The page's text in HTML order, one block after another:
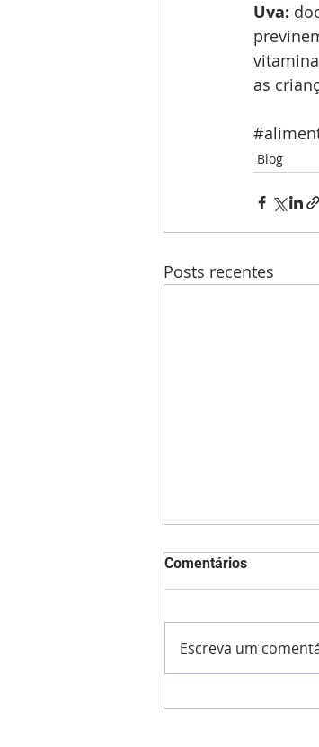
Uva:
as
Blog
Posts recentes
Comentários
Escreva um